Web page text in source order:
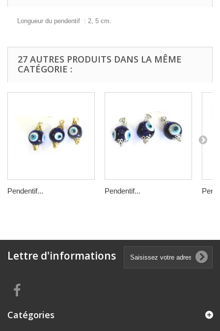
Longueur du pendentif : 2, 5 cm.
27 AUTRES PRODUITS DANS LA MÊME
CATÉGORIE :
Pendentif... Pendentif...
Lettre d'informations
Catégories